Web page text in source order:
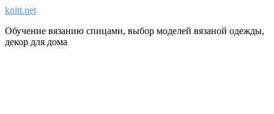
knitt.net
Обучение вязанию спицами, выбор моделей вязаной одежды,
декор для дома